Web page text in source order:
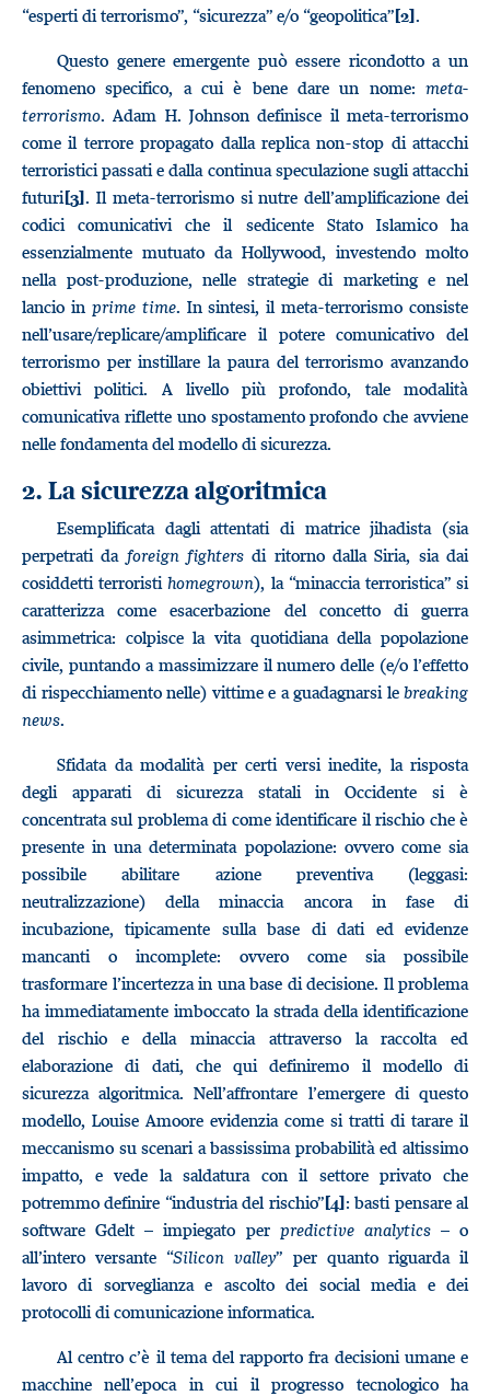
“esperti di terrorismo”, “sicurezza” e/o “geopolitica”[2].
Questo genere emergente può essere ricondotto a un
fenomeno specifico, a cui è bene dare un nome: meta-
terrorismo. Adam H. Johnson definisce il meta-terrorismo
come il terrore propagato dalla replica non-stop di attacchi
terroristici passati e dalla continua speculazione sugli attacchi
futuri[3]. Il meta-terrorismo si nutre dell’amplificazione dei
codici comunicativi che il sedicente Stato Islamico ha
essenzialmente mutuato da Hollywood, investendo molto
nella post-produzione, nelle strategie di marketing e nel
lancio in prime time. In sintesi, il meta-terrorismo consiste
nell’usare/replicare/amplificare il potere comunicativo del
terrorismo per instillare la paura del terrorismo avanzando
obiettivi politici. A livello più profondo, tale modalità
comunicativa riflette uno spostamento profondo che avviene
nelle fondamenta del modello di sicurezza.
2. La sicurezza algoritmica
Esemplificata dagli attentati di matrice jihadista (sia
perpetrati da foreign fighters di ritorno dalla Siria, sia dai
cosiddetti terroristihomegrown), la “minaccia terroristica” si
caratterizza come esacerbazione del concetto di guerra
asimmetrica: colpisce la vita quotidiana della popolazione
civile, puntando a massimizzare il numero delle (e/o l’effetto
di rispecchiamento nelle) vittime e a guadagnarsi le breaking
news.
Sfidata da modalità per certi versi inedite, la risposta
degli apparati di sicurezza statali in Occidente si è
concentrata sul problema di come identificare il rischio che è
presente in una determinata popolazione: ovvero come sia
possibile abilitare azione preventiva (leggasi:
neutralizzazione) della minaccia ancora in fase di
incubazione, tipicamente sulla base di dati ed evidenze
mancanti o incomplete: ovvero come sia possibile
trasformare l’incertezza in una base di decisione. Il problema
ha immediatamente imboccato la strada della identificazione
del rischio e della minaccia attraverso la raccolta ed
elaborazione di dati, che qui definiremo il modello di
sicurezza algoritmica. Nell’affrontare l’emergere di questo
modello, Louise Amoore evidenzia come si tratti di tarare il
meccanismo su scenari a bassissima probabilità ed altissimo
impatto, e vede la saldatura con il settore privato che
potremmo definire “industria del rischio”[4]: basti pensare al
software Gdelt – impiegato per predictive analytics– o
all’intero versante “Silicon valley” per quanto riguarda il
lavoro di sorveglianza e ascolto dei social media e dei
protocolli di comunicazione informatica.
Al centro c’è il tema del rapporto fra decisioni umane e
macchine nell’epoca in cui il progresso tecnologico ha